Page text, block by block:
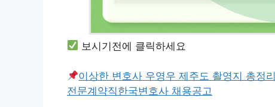
보시기전에 클릭하세요
이상한 변호사 우영우 제주도 촬영지 총정리
전문계약직한국변호사 채용공고